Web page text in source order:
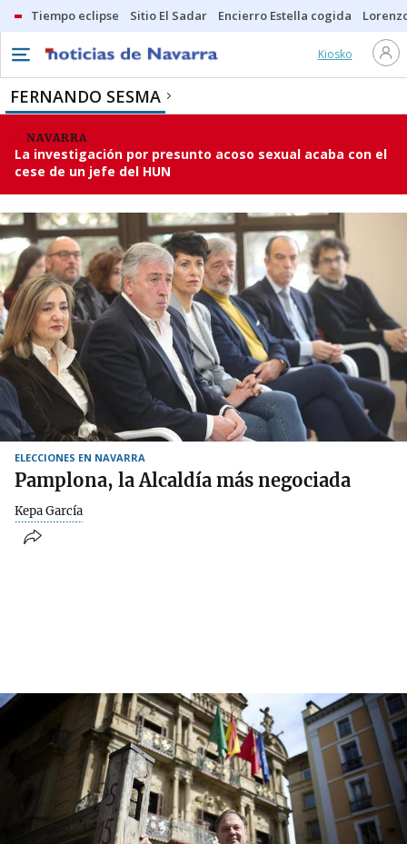
Tiempo eclipse Sitio El Sadar Encierro Estella cogida
Kiosko
FERNANDO SESMA
NAVARRA
La investigación por presunto acoso sexual acaba con el
cese de un jefe del HUN
ELECCIONES EN NAVARRA
Pamplona, la Alcaldía más negociada
Kepa García